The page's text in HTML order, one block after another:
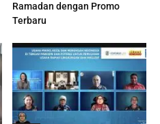
Ramadan dengan Promo
Terbaru